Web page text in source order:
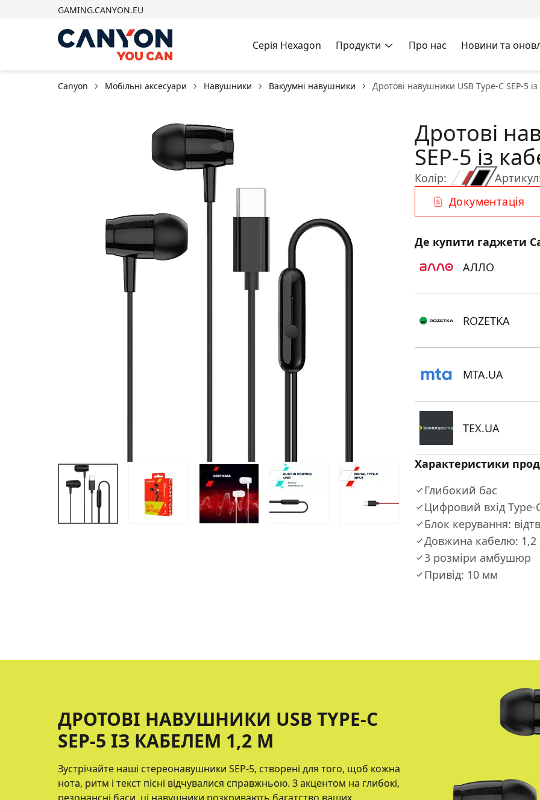
GAMING.CANYON.EU
Серія Hexagon Продукти Про нас Новини та
Canyon Мобільні аксесуари Навушники Вакуумні навушники Дротові навушники USB Type-C SEP-5
Колір:
Дротові
SEP-5 із
Документація
Характеристики
Глибокий бас
Цифровий вхід Type-
Блок керування:
Довжина кабелю: 1,2
3 розміри амбушюр
Привід: 10 мм
Де купити гаджети
АЛЛО
ROZETKA
MTA.UA
TEX.UA
ДРОТОВІ НАВУШНИКИ USB TYPE-C
SEP-5 ІЗ КАБЕЛЕМ 1,2 М
Зустрічайте наші стереонавушники SEP-5, створені для того, щоб кожна
нота, ритм і текст пісні відчувалися справжньою. З акцентом на глибокі,